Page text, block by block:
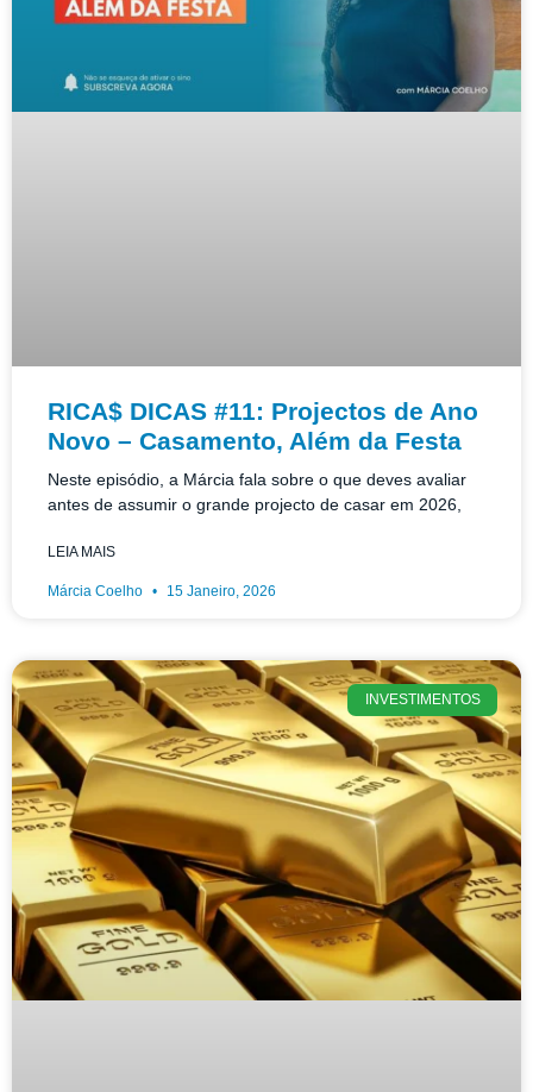
RICA$ DICAS #11: Projectos de Ano
Novo – Casamento, Além da Festa
Neste episódio, a Márcia fala sobre o que deves avaliar
antes de assumir o grande projecto de casar em 2026,
LEIA MAIS
Márcia Coelho 15 Janeiro, 2026
INVESTIMENTOS